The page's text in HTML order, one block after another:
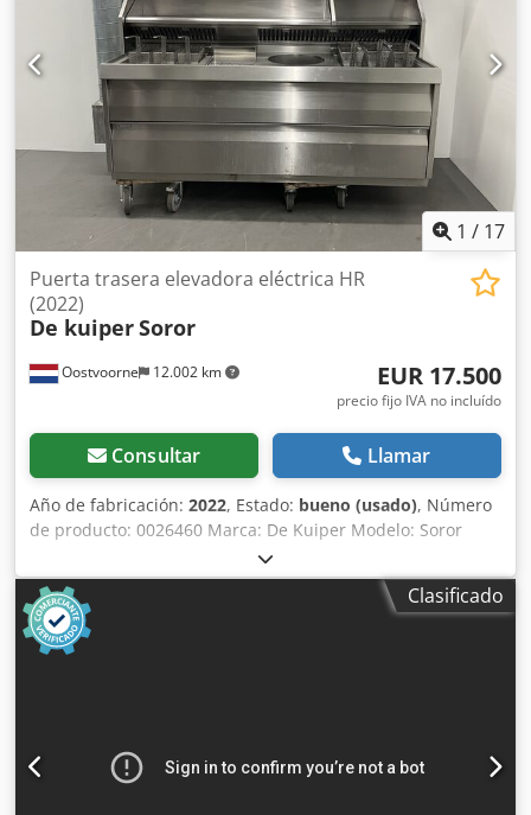
1 / 17
Oostvoorne 12.002 km
Puerta trasera elevadora eléctrica HR
(2022)
De kuiperSoror
EUR 17.500
precio fijo IVA no incluído
Consultar Llamar
Año de fabricación: 2022, Estado: bueno (usado), Número
de producto: 0026460 Marca: De Kuiper Modelo: Soror
Categoría del producto: Freidoras Longitud: 2700 mm
Anchura: 920 mm Altura: 1800 mm Dcedpfozbmptsx Agdjk
Tensión de conexión (V): 400 Potencia (W): 47150 Año de
fabricación: 2022 Equipado con sistema de filtrado de
grasa. Incluye 3 cubas (1x ORE440 y 2x ORE540) y bandeja
Clasificado